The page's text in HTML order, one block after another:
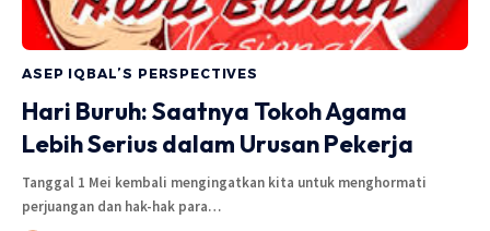
ASEP IQBAL’S PERSPECTIVES
Hari Buruh: Saatnya Tokoh Agama
Lebih Serius dalam Urusan Pekerja
Tanggal 1 Mei kembali mengingatkan kita untuk menghormati
perjuangan dan hak-hak para…